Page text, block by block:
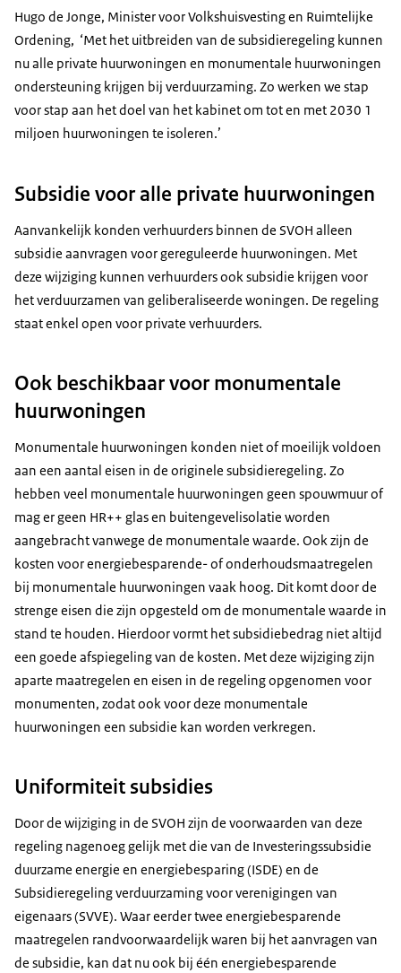
Hugo de Jonge, Minister voor Volkshuisvesting en Ruimtelijke
Ordening, ‘Met het uitbreiden van de subsidieregeling kunnen
nu alle private huurwoningen en monumentale huurwoningen
ondersteuning krijgen bij verduurzaming. Zo werken we stap
voor stap aan het doel van het kabinet om tot en met 2030 1
miljoen huurwoningen te isoleren.’
Subsidie voor alle private huurwoningen
Aanvankelijk konden verhuurders binnen de SVOH alleen
subsidie aanvragen voor gereguleerde huurwoningen. Met
deze wijziging kunnen verhuurders ook subsidie krijgen voor
het verduurzamen van geliberaliseerde woningen. De regeling
staat enkel open voor private verhuurders.
Ook beschikbaar voor monumentale
huurwoningen
Monumentale huurwoningen konden niet of moeilijk voldoen
aan een aantal eisen in de originele subsidieregeling. Zo
hebben veel monumentale huurwoningen geen spouwmuur of
mag er geen HR++ glas en buitengevelisolatie worden
aangebracht vanwege de monumentale waarde. Ook zijn de
kosten voor energiebesparende- of onderhoudsmaatregelen
bij monumentale huurwoningen vaak hoog. Dit komt door de
strenge eisen die zijn opgesteld om de monumentale waarde in
stand te houden. Hierdoor vormt het subsidiebedrag niet altijd
een goede afspiegeling van de kosten. Met deze wijziging zijn
aparte maatregelen en eisen in de regeling opgenomen voor
monumenten, zodat ook voor deze monumentale
huurwoningen een subsidie kan worden verkregen.
Uniformiteit subsidies
Door de wijziging in de SVOH zijn de voorwaarden van deze
regeling nagenoeg gelijk met die van de Investeringssubsidie
duurzame energie en energiebesparing (ISDE) en de
Subsidieregeling verduurzaming voor verenigingen van
eigenaars (SVVE). Waar eerder twee energiebesparende
maatregelen randvoorwaardelijk waren bij het aanvragen van
de subsidie, kan dat nu ook bij één energiebesparende